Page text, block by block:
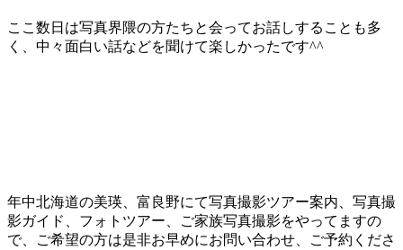
ここ数日は写真界隈の方たちと会ってお話しすることも多
く、中々面白い話などを聞けて楽しかったです^^
年中北海道の美瑛、富良野にて写真撮影ツアー案内、写真撮
影ガイド、フォトツアー、ご家族写真撮影をやってますの
で、ご希望の方は是非お早めにお問い合わせ、ご予約くださ